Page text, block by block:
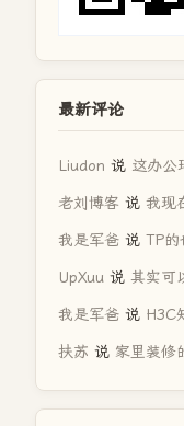
最新评论
Liudon 说 这办公
老刘博客 说 我现
我是军爸 说 TP
UpXuu 说 其实可
我是军爸 说 H3C
扶苏 说 家里装修